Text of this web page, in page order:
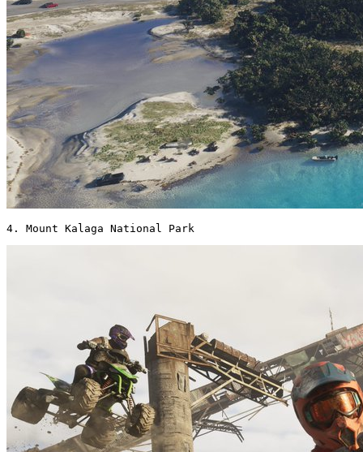
4. Mount Kalaga National Park